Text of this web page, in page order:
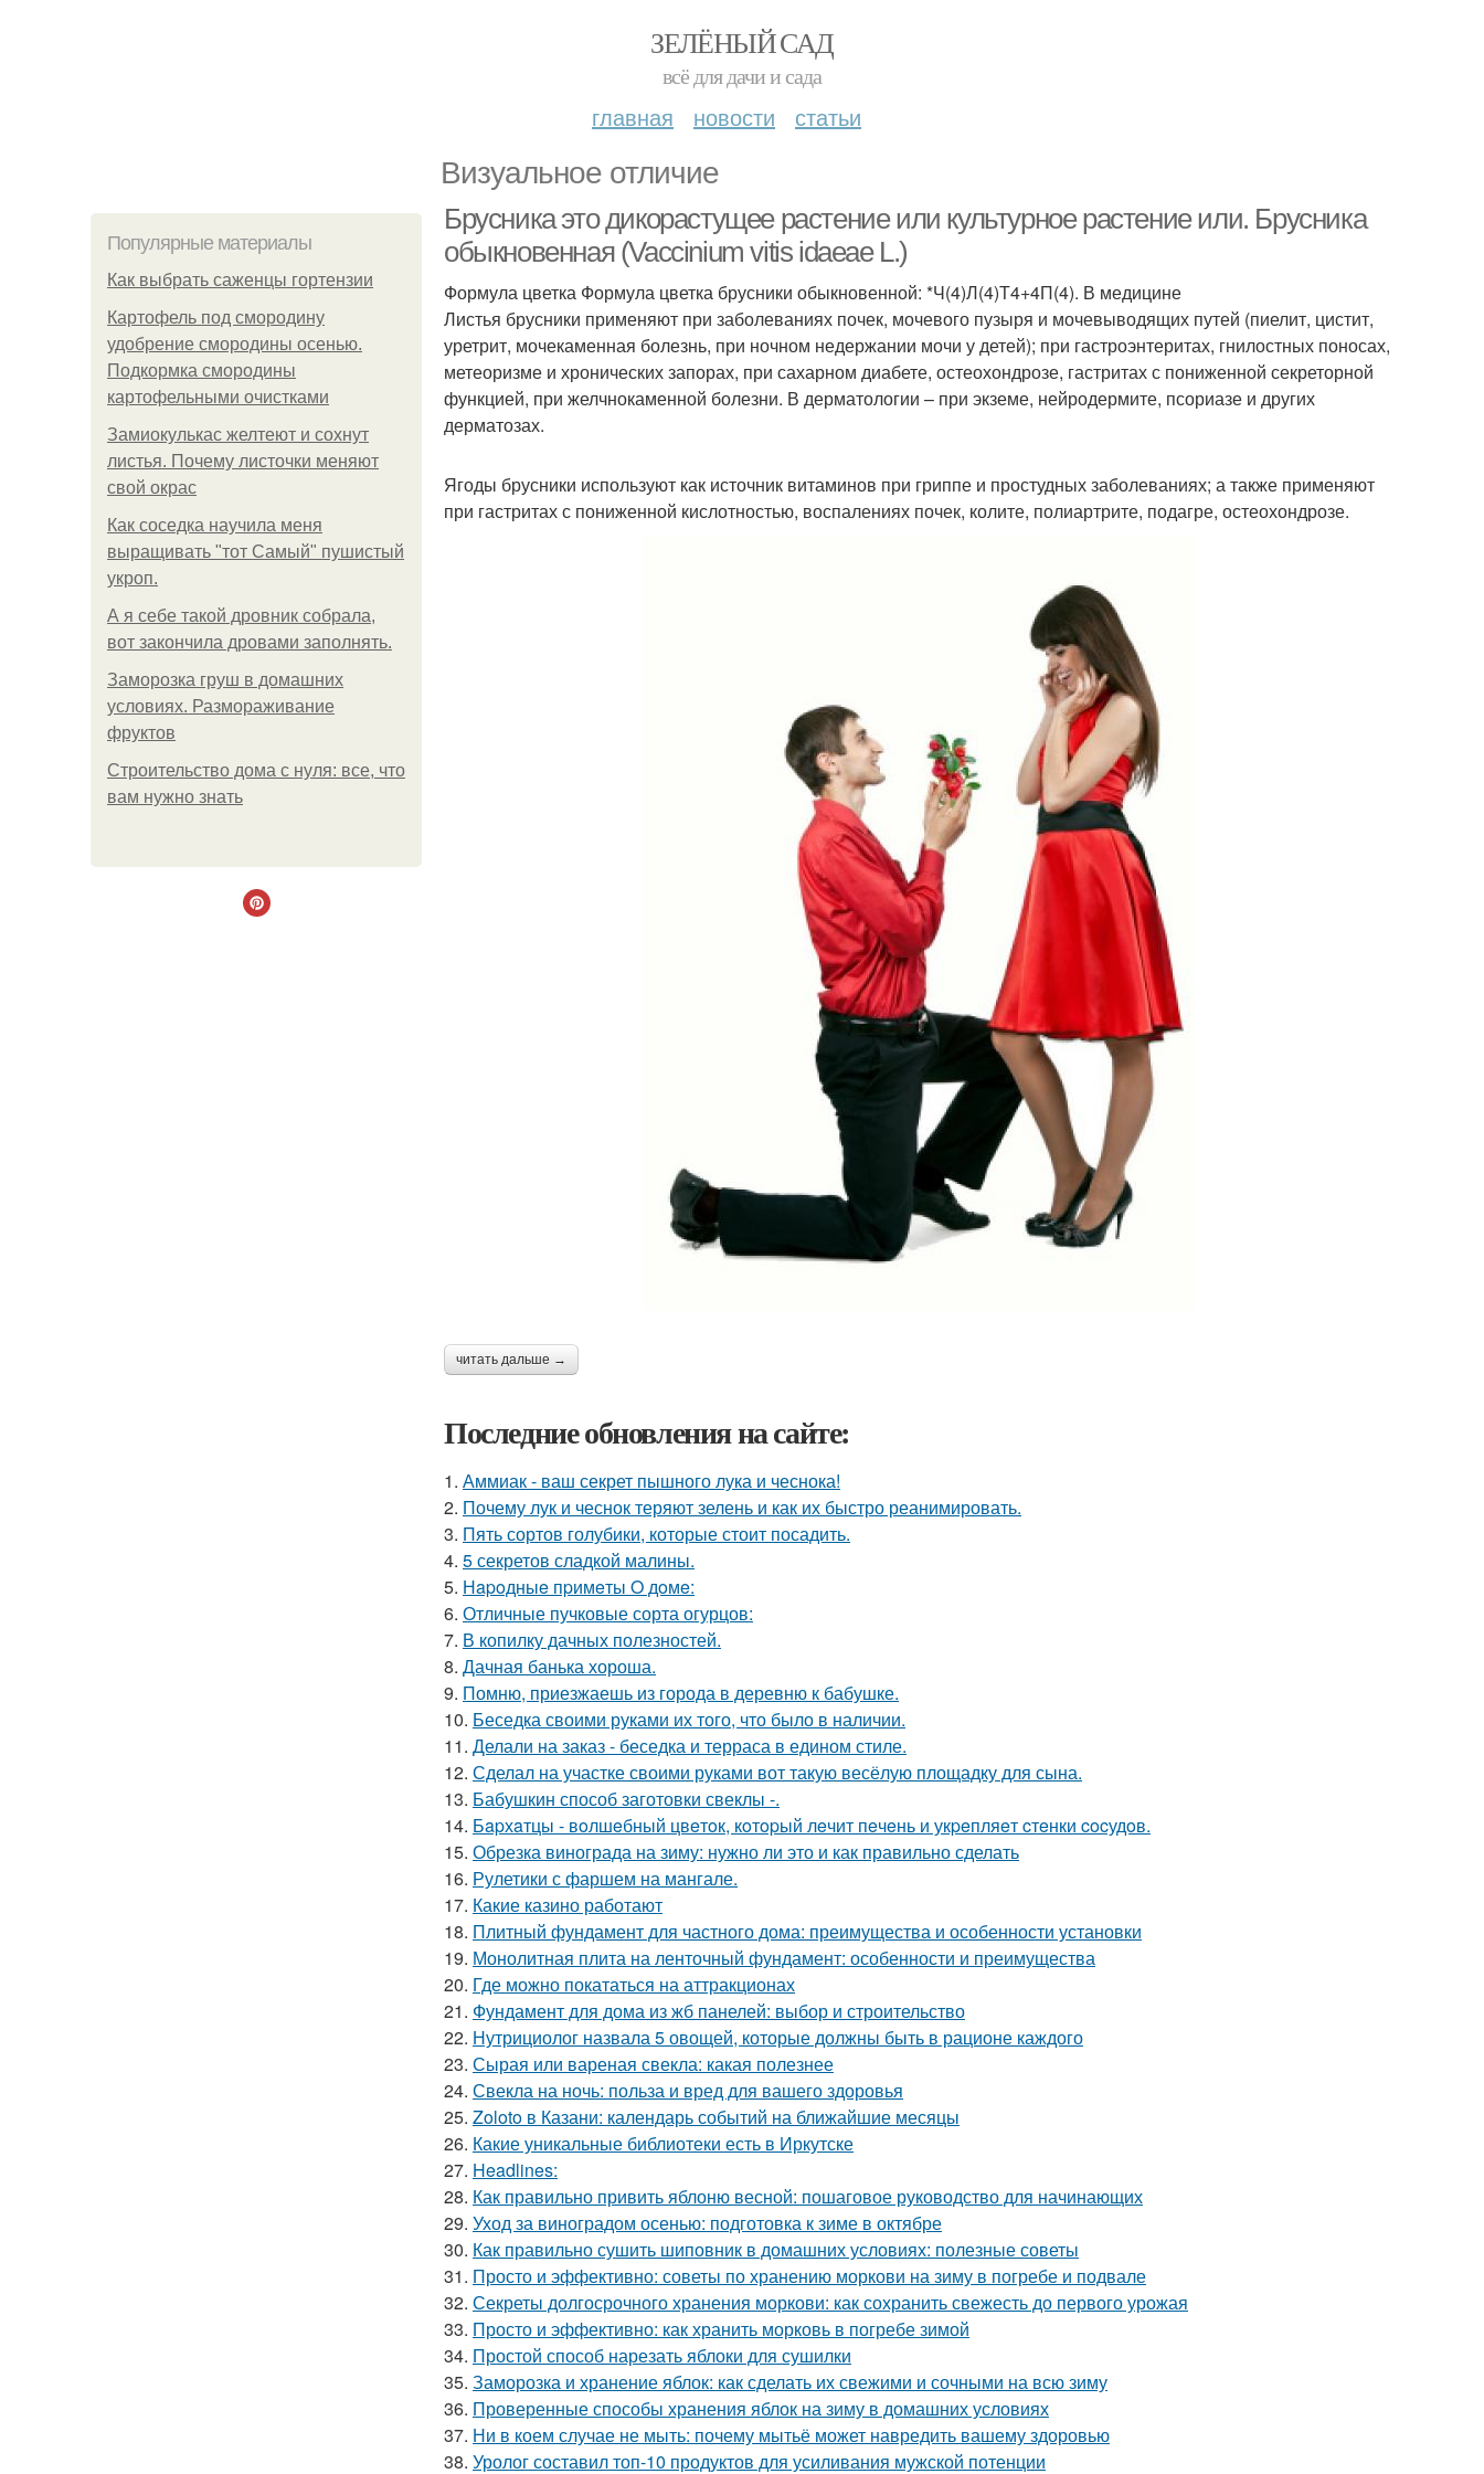
ЗЕЛЁНЫЙ САД
всё для дачи и сада
главная новости статьи
Визуальное отличие
Популярные материалы
Как выбрать саженцы гортензии
Картофель под смородину
удобрение смородины осенью.
Подкормка смородины
картофельными очистками
Замиокулькас желтеют и сохнут
листья. Почему листочки меняют
свой окрас
Как соседка научила меня
выращивать "тот Самый" пушистый
укроп.
А я себе такой дровник собрала,
вот закончила дровами заполнять.
Заморозка груш в домашних
условиях. Размораживание
фруктов
Строительство дома с нуля: все, что
вам нужно знать
Брусника это дикорастущее растение или культурное растение или. Брусника
обыкновенная (Vaccinium vitis idaeaе L.)
Формула цветка Формула цветка брусники обыкновенной: *Ч(4)Л(4)Т4+4П(4). В медицине
Листья брусники применяют при заболеваниях почек, мочевого пузыря и мочевыводящих путей (пиелит, цистит,
уретрит, мочекаменная болезнь, при ночном недержании мочи у детей); при гастроэнтеритах, гнилостных поносах,
метеоризме и хронических запорах, при сахарном диабете, остеохондрозе, гастритах с пониженной секреторной
функцией, при желчнокаменной болезни. В дерматологии – при экземе, нейродермите, псориазе и других
дерматозах.
Ягоды брусники используют как источник витаминов при гриппе и простудных заболеваниях; а также применяют
при гастритах с пониженной кислотностью, воспалениях почек, колите, полиартрите, подагре, остеохондрозе.
читать дальше →
Последние обновления на сайте:
1. Аммиак - ваш секрет пышного лука и чеснока!
2. Почему лук и чеснок теряют зелень и как их быстро реанимировать.
3. Пять сортов голубики, которые стоит посадить.
4. 5 секретов сладкой малины.
5. Нapoдныe пpимeты O дoмe:
6. Отличные пучковые сорта огурцов:
7. В копилку дачных полезностей.
8. Дачная банька хороша.
9. Помню, приезжаешь из города в деревню к бабушке.
10. Беседка своими руками их того, что было в наличии.
11. Делали на заказ - беседка и терраса в едином стиле.
12. Сделал на участке своими руками вот такую весёлую площадку для сына.
13. Бабушкин способ заготовки свеклы -.
14. Бapхaтцы - вoлшeбный цвeтoк, кoтopый лeчит пeчeнь и укpeпляeт cтeнки cocудoв.
15. Обрезка винограда на зиму: нужно ли это и как правильно сделать
16. Рулетики с фаршем на мангале.
17. Какие казино работают
18. Плитный фундамент для частного дома: преимущества и особенности установки
19. Монолитная плита на ленточный фундамент: особенности и преимущества
20. Где можно покататься на аттракционах
21. Фундамент для дома из жб панелей: выбор и строительство
22. Нутрициолог назвала 5 овощей, которые должны быть в рационе каждого
23. Сырая или вареная свекла: какая полезнее
24. Свекла на ночь: польза и вред для вашего здоровья
25. Zoloto в Казани: календарь событий на ближайшие месяцы
26. Какие уникальные библиотеки есть в Иркутске
27. Headlines:
28. Как правильно привить яблоню весной: пошаговое руководство для начинающих
29. Уход за виноградом осенью: подготовка к зиме в октябре
30. Как правильно сушить шиповник в домашних условиях: полезные советы
31. Просто и эффективно: советы по хранению моркови на зиму в погребе и подвале
32. Секреты долгосрочного хранения моркови: как сохранить свежесть до первого урожая
33. Просто и эффективно: как хранить морковь в погребе зимой
34. Простой способ нарезать яблоки для сушилки
35. Заморозка и хранение яблок: как сделать их свежими и сочными на всю зиму
36. Проверенные способы хранения яблок на зиму в домашних условиях
37. Ни в коем случае не мыть: почему мытьё может навредить вашему здоровью
38. Уролог составил топ-10 продуктов для усиливания мужской потенции